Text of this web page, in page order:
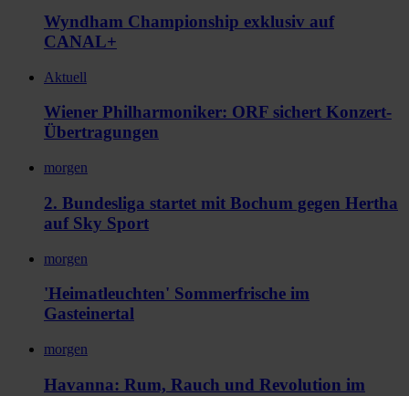
Wyndham Championship exklusiv auf
CANAL+
Aktuell
Wiener Philharmoniker: ORF sichert Konzert-
Übertragungen
morgen
2. Bundesliga startet mit Bochum gegen Hertha
auf Sky Sport
morgen
'Heimatleuchten' Sommerfrische im
Gasteinertal
morgen
Havanna: Rum, Rauch und Revolution im